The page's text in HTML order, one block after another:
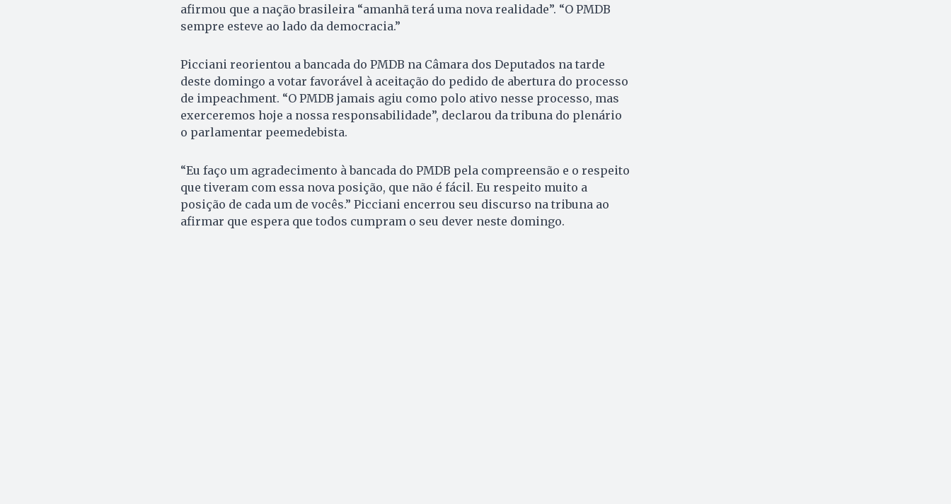
afirmou que a nação brasileira “amanhã terá uma nova realidade”. “O PMDB
sempre esteve ao lado da democracia.”
Picciani reorientou a bancada do PMDB na Câmara dos Deputados na tarde
deste domingo a votar favorável à aceitação do pedido de abertura do processo
de impeachment. “O PMDB jamais agiu como polo ativo nesse processo, mas
exerceremos hoje a nossa responsabilidade”, declarou da tribuna do plenário
o parlamentar peemedebista.
“Eu faço um agradecimento à bancada do PMDB pela compreensão e o respeito
que tiveram com essa nova posição, que não é fácil. Eu respeito muito a
posição de cada um de vocês.” Picciani encerrou seu discurso na tribuna ao
afirmar que espera que todos cumpram o seu dever neste domingo.